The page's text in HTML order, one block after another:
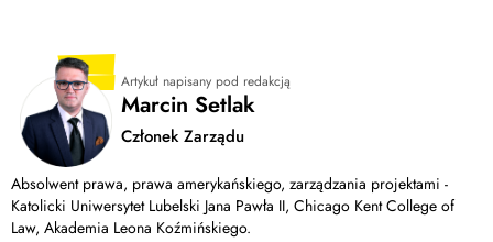
Artykuł napisany pod redakcją
Marcin Setlak
Członek Zarządu
Absolwent prawa, prawa amerykańskiego, zarządzania projektami -
Katolicki Uniwersytet Lubelski Jana Pawła II, Chicago Kent College of
Law, Akademia Leona Koźmińskiego.